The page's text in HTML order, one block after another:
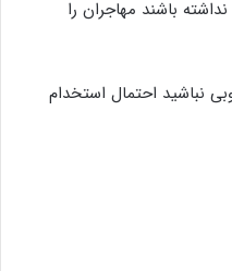
باشند مهاجران را
نباشید احتمال استخدام